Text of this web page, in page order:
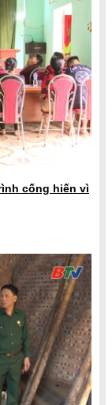
cống hiến vì